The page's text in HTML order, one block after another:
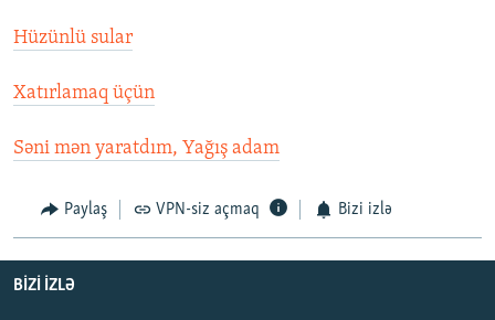
Hüzünlü sular
Xatırlamaq üçün
Səni mən yaratdım, Yağış adam
Paylaş VPN-siz açmaq Bizi izlə
BIZI IZLƏ